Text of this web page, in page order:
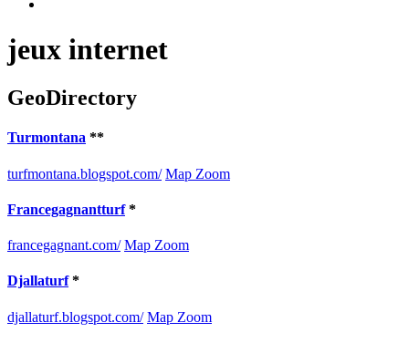
jeux internet
GeoDirectory
Turmontana **
turfmontana.blogspot.com/ Map Zoom
Francegagnantturf*
francegagnant.com/ Map Zoom
Djallaturf*
djallaturf.blogspot.com/ Map Zoom